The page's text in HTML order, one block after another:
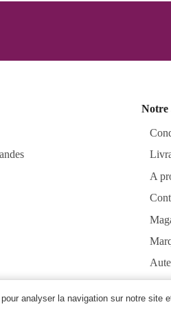
analyser la navigation sur notre
Notre
A